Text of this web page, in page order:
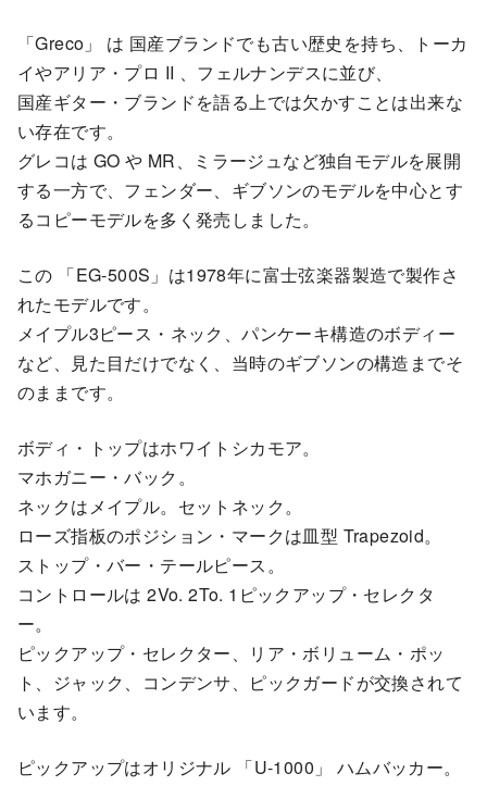
「Greco」 は 国産ブランドでも古い歴史を持ち、トーカ
イやアリア・プロ II 、フェルナンデスに並び、
国産ギター・ブランドを語る上では欠かすことは出来な
い存在です。
グレコは GO や MR、ミラージュなど独自モデルを展開
する一方で、フェンダー、ギブソンのモデルを中心とす
るコピーモデルを多く発売しました。
この 「EG-500S」は1978年に富士弦楽器製造で製作さ
れたモデルです。
メイプル3ピース・ネック、パンケーキ構造のボディー
など、見た目だけでなく、当時のギブソンの構造までそ
のままです。
ボディ・トップはホワイトシカモア。
マホガニー・バック。
ネックはメイプル。セットネック。
ローズ指板のポジション・マークは皿型 Trapezoid。
ストップ・バー・テールピース。
コントロールは 2Vo. 2To. 1ピックアップ・セレクタ
ー。
ピックアップ・セレクター、リア・ボリューム・ポッ
ト、ジャック、コンデンサ、ピックガードが交換されて
います。
ピックアップはオリジナル 「U-1000」 ハムバッカー。